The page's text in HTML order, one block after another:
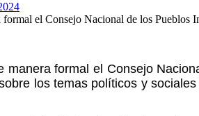
formal el Consejo Nacional de los Pueblos
manera formal el Consejo
los temas políticos y